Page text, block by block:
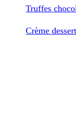
Truffes
Crème